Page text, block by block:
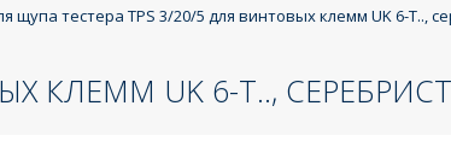
щупа тестера TPS 3/20/5 для винтовых клемм UK 6-T..,
КЛЕММ UK 6-T..,